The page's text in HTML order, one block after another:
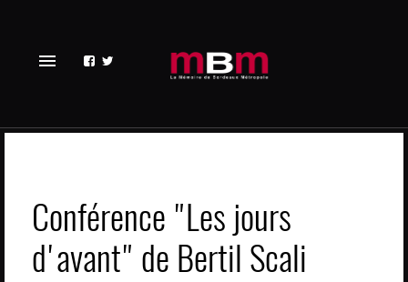
menu
Conférence "Les jours
d'avant" de Bertil Scali